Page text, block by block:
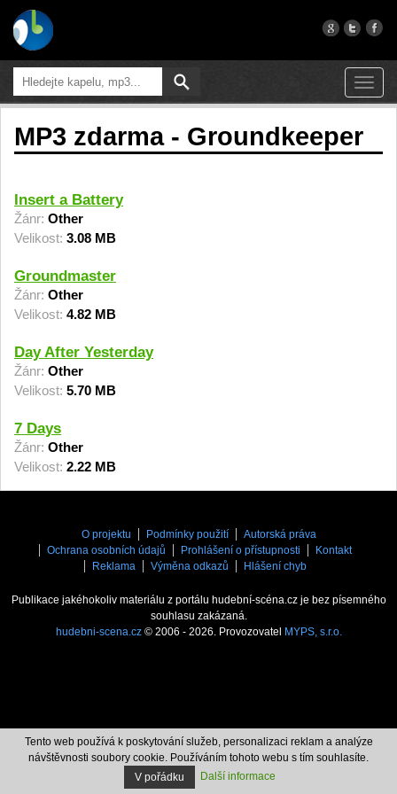
MP3 zdarma - Groundkeeper
Insert a Battery
Žánr: Other
Velikost: 3.08 MB
Groundmaster
Žánr: Other
Velikost: 4.82 MB
Day After Yesterday
Žánr: Other
Velikost: 5.70 MB
7 Days
Žánr: Other
Velikost: 2.22 MB
O projektu Podmínky použití
Autorská práva
Ochrana osobních údajů
Prohlášení o přístupnosti
Kontakt
Reklama
Výměna odkazů Hlášení chyb
Publikace jakéhokoliv materiálu z portálu hudební-scéna.cz je bez písemného
souhlasu zakázaná.
hudebni-scena.cz© 2006 - 2026. Provozovatel MYPS, s.r.o.
Tento web používá k poskytování služeb, personalizaci reklam a analýze
návštěvnosti soubory cookie. Používáním tohoto webu s tím souhlasíte.
V pořádku
Další informace